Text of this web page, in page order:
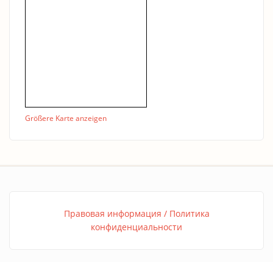
Größere Karte anzeigen
Правовая информация / Политика
конфиденциальности